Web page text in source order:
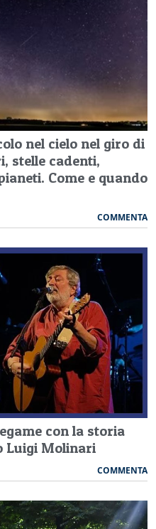
nel cielo nel giro di
stelle cadenti,
Come e quando
COMMENTA
con la storia
Luigi Molinari
COMMENTA